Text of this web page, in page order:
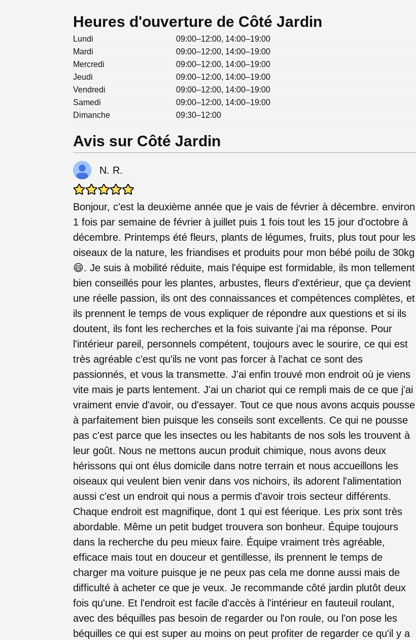
Heures d'ouverture de Côté Jardin
Lundi
09:00–12:00, 14:00–19:00
Mardi
09:00–12:00, 14:00–19:00
Mercredi
09:00–12:00, 14:00–19:00
Jeudi
09:00–12:00, 14:00–19:00
Vendredi
09:00–12:00, 14:00–19:00
Samedi
09:00–12:00, 14:00–19:00
Dimanche
09:30–12:00
Avis sur Côté Jardin
N. R.
Bonjour, c'est la deuxième année que je vais de février à décembre. environ
1 fois par semaine de février à juillet puis 1 fois tout les 15 jour d'octobre à
décembre. Printemps été fleurs, plants de légumes, fruits, plus tout pour les
oiseaux de la nature, les friandises et produits pour mon bébé poilu de 30kg
😄. Je suis à mobilité réduite, mais l'équipe est formidable, ils mon tellement
bien conseillés pour les plantes, arbustes, fleurs d'extérieur, que ça devient
une réelle passion, ils ont des connaissances et compétences complètes, et
ils prennent le temps de vous expliquer de répondre aux questions et si ils
doutent, ils font les recherches et la fois suivante j'ai ma réponse. Pour
l'intérieur pareil, personnels compétent, toujours avec le sourire, ce qui est
très agréable c'est qu'ils ne vont pas forcer à l'achat ce sont des
passionnés, et vous la transmette. J'ai enfin trouvé mon endroit où je viens
vite mais je parts lentement. J'ai un chariot qui ce rempli mais de ce que j'ai
vraiment envie d'avoir, ou d'essayer. Tout ce que nous avons acquis pousse
à parfaitement bien puisque les conseils sont excellents. Ce qui ne pousse
pas c'est parce que les insectes ou les habitants de nos sols les trouvent à
leur goût. Nous ne mettons aucun produit chimique, nous avons deux
hérissons qui ont élus domicile dans notre terrain et nous accueillons les
oiseaux qui veulent bien venir dans vos nichoirs, ils adorent l'alimentation
aussi c'est un endroit qui nous a permis d'avoir trois secteur différents.
Chaque endroit est magnifique, dont 1 qui est féerique. Les prix sont très
abordable. Même un petit budget trouvera son bonheur. Équipe toujours
dans la recherche du peu mieux faire. Équipe vraiment très agréable,
efficace mais tout en douceur et gentillesse, ils prennent le temps de
charger ma voiture puisque je ne peux pas cela me donne aussi mais de
difficulté à acheter ce que je veux. Je recommande côté jardin plutôt deux
fois qu'une. Et l'endroit est facile d'accès à l'intérieur en fauteuil roulant,
avec des béquilles pas besoin de regarder ou l'on roule, ou l'on pose les
béquilles ce qui est super au moins on peut profiter de regarder ce qu'il y a